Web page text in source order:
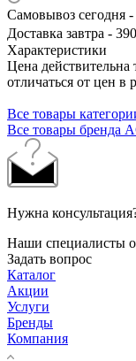
Самовывоз сегодня -
Доставка завтра -
Характеристики
Цена действительна
отличаться от цен в
Все товары
Все товары бренда
Нужна
Наши специалисты
Задать вопрос
Каталог
Акции
Услуги
Бренды
Компания